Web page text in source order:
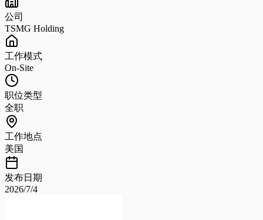
公司
TSMG Holding
工作模式
On-Site
职位类型
全职
工作地点
美国
发布日期
2026/7/4